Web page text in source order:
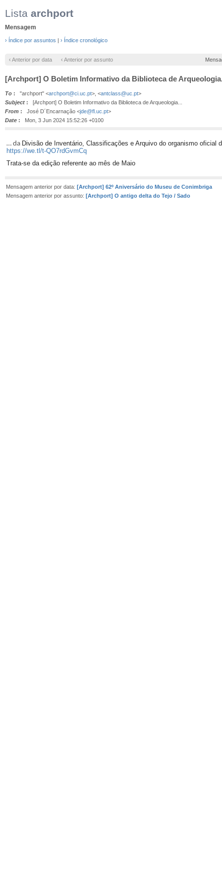
Lista archport
Mensagem
› Índice por assuntos | › Índice cronológico
‹ Anterior por data ‹ Anterior por assunto
[Archport] O Boletim Informativo da Biblioteca de
To : "archport" <archport@ci.uc.pt>, <antclass@uc.pt>
Subject : [Archport] O Boletim Informativo da Biblioteca de Arqueologia...
From : José D´Encarnação <jde@fl.uc.pt>
Date : Mon, 3 Jun 2024 15:52:26 +0100
… da Divisão de Inventário, Classificações e Arquivo do organismo
https://we.tl/t-QO7rdGvmCq
Trata-se da edição referente ao mês de Maio
Mensagem anterior por data: [Archport] 62º Aniversário do Museu de Conimbriga
Mensagem anterior por assunto: [Archport] O antigo delta do Tejo / Sado